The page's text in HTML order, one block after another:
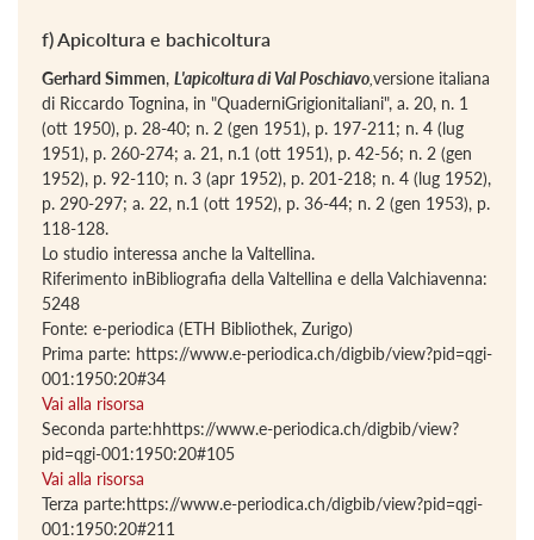
f) Apicoltura e bachicoltura
Gerhard Simmen, L'apicoltura di Val Poschiavoversione italiana
di Riccardo Tognina, in "QuaderniGrigionitaliani", a. 20, n. 1
(ott 1950), p. 28-40; n. 2 (gen 1951), p. 197-211; n. 4 (lug
1951), p. 260-274; a. 21, n.1 (ott 1951), p. 42-56; n. 2 (gen
1952), p. 92-110; n. 3 (apr 1952), p. 201-218; n. 4 (lug 1952),
p. 290-297; a. 22, n.1 (ott 1952), p. 36-44; n. 2 (gen 1953), p.
118-128.
Lo studio interessa anche la Valtellina.
Riferimento inBibliografia della Valtellina e della Valchiavenna:
5248
Fonte: e-periodica (ETH Bibliothek, Zurigo)
Prima parte: https://www.e-periodica.ch/digbib/view?pid=qgi-
001:1950:20#34
Vai alla risorsa
Seconda parte:hhttps://www.e-periodica.ch/digbib/view?
pid=qgi-001:1950:20#105
Vai alla risorsa
Terza parte:https://www.e-periodica.ch/digbib/view?pid=qgi-
001:1950:20#211